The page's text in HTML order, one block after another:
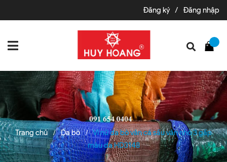
Đăng ký / Đăng nhập
Trang chủ / Da bò /
Ví nữ da bò vân cá sấu vân nhỏ 3 gấp
màu da HD3148